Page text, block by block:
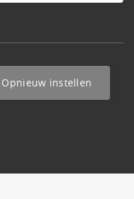
Opnieuw instellen